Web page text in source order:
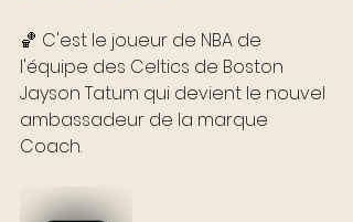
🏀 C'est le joueur de NBA de
l'équipe des Celtics de Boston
Jayson Tatum qui devient le nouvel
ambassadeur de la marque
Coach.